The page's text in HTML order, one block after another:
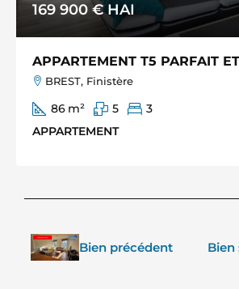
169 900 €HAI
APPARTEMENT T5 PARFAIT
BREST, Finistère
86 m² 5
3
APPARTEMENT
Bien précédent Bien